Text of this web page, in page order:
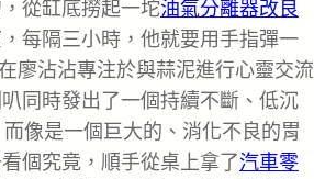
從缸底撈起一坨油氣分離器改良
每隔三小時，他就要用手指彈一
廖沾沾專注於與蒜泥進行心靈交流
同時發出了一個持續不斷、低沉
像是一個巨大的、消化不良的胃
個究竟，順手從桌上拿了汽車零